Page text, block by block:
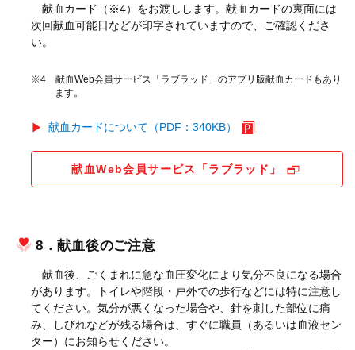
献血カード（※4）をお渡しします。献血カードの裏面には
次回献血可能日などが印字されていますので、ご確認くださ
い。
※4 献血Web会員サービス「ラブラッド」のアプリ版献血カードもあり
ます。
献血カードについて（PDF：340KB）
献血Web会員サービス「ラブラッド」
8．献血後のご注意
献血後、ごくまれに急な血圧変化により気分不良になる場合
があります。トイレや階段・戸外での歩行などには特に注意し
てください。気分が悪くなった場合や、針を刺した部位に痛
み、しびれなどが残る場合は、すぐに職員（あるいは血液セン
ター）にお知らせください。